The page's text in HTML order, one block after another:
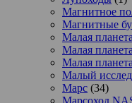
Магнитное
Магнитные
Малая
Малая
Малая
Малый
Марс (34)